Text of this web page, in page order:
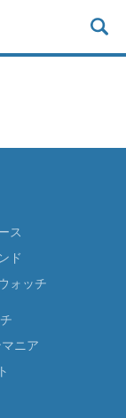
ス
ド
ォッチ
ニア